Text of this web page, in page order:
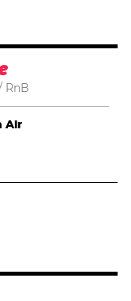
RnB
Air